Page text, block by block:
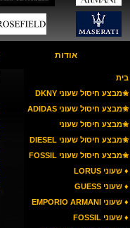
אודות
בית
✬מבצע חיסול שעוני DKNY
✬מבצע חיסול שעוני ADIDAS
✬מבצע חיסול שעוני
ARMANI
✬מבצע חיסול שעוני DIESEL
✬מבצע חיסול שעוני FOSSIL
♦ שעוני LORUS
♦ שעוני GUESS
♦ שעוני EMPORIO ARMANI
♦ שעוני FOSSIL